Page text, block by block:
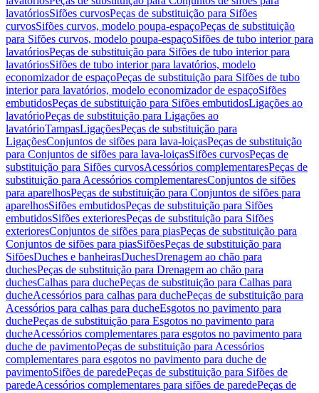
lavatóriosSifões curvosPeças de substituição para Sifões
curvosSifões curvos, modelo poupa-espaçoPeças de substituição
para Sifões curvos, modelo poupa-espaçoSifões de tubo interior para
lavatóriosPeças de substituição para Sifões de tubo interior para
lavatóriosSifões de tubo interior para lavatórios, modelo
economizador de espaçoPeças de substituição para Sifões de tubo
interior para lavatórios, modelo economizador de espaçoSifões
embutidosPeças de substituição para Sifões embutidosLigações ao
lavatórioPeças de substituição para Ligações ao
lavatórioTampasLigaçõesPeças de substituição para
LigaçõesConjuntos de sifões para lava-loiçasPeças de substituição
para Conjuntos de sifões para lava-loiçasSifões curvosPeças de
substituição para Sifões curvosAcessórios complementaresPeças de
substituição para Acessórios complementaresConjuntos de sifões
para aparelhosPeças de substituição para Conjuntos de sifões para
aparelhosSifões embutidosPeças de substituição para Sifões
embutidosSifões exterioresPeças de substituição para Sifões
exterioresConjuntos de sifões para piasPeças de substituição para
Conjuntos de sifões para piasSifõesPeças de substituição para
SifõesDuches e banheirasDuchesDrenagem ao chão para
duchesPeças de substituição para Drenagem ao chão para
duchesCalhas para duchePeças de substituição para Calhas para
ducheAcessórios para calhas para duchePeças de substituição para
Acessórios para calhas para ducheEsgotos no pavimento para
duchePeças de substituição para Esgotos no pavimento para
ducheAcessórios complementares para esgotos no pavimento para
duche de pavimentoPeças de substituição para Acessórios
complementares para esgotos no pavimento para duche de
pavimentoSifões de paredePeças de substituição para Sifões de
paredeAcessórios complementares para sifões de paredePeças de